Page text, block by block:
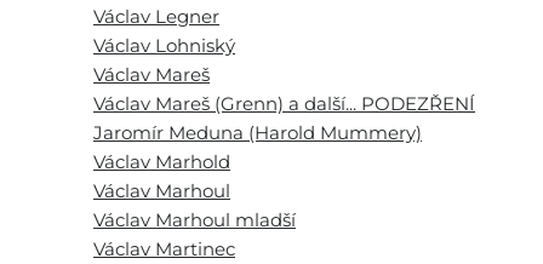
Václav Legner
Václav Lohniský
Václav Mareš
Václav Mareš (Grenn) a další... PODEZŘENÍ
Jaromír Meduna (Harold Mummery)
Václav Marhold
Václav Marhoul
Václav Marhoul mladší
Václav Martinec